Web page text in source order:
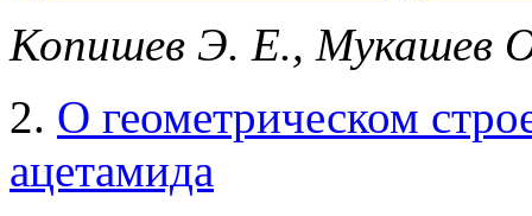
Копишев Э. Е., Мукашев
2. О геометрическом
ацетамида